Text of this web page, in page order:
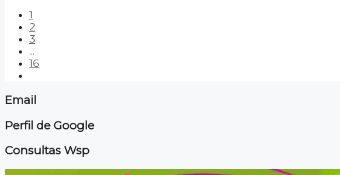
1
2
3
...
16
Email
Perfil de Google
Consultas Wsp